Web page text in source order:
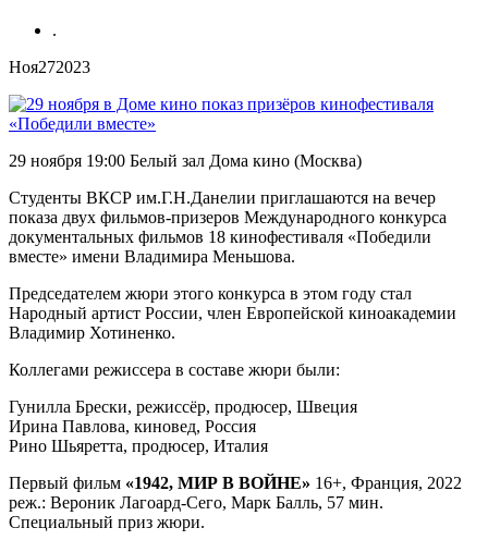
.
Ноя272023
29 ноября 19:00 Белый зал Дома кино (Москва)
Студенты ВКСР им.Г.Н.Данелии приглашаются на вечер
показа двух фильмов-призеров Международного конкурса
документальных фильмов 18 кинофестиваля «Победили
вместе» имени Владимира Меньшова.
Председателем жюри этого конкурса в этом году стал
Народный артист России, член Европейской киноакадемии
Владимир Хотиненко.
Коллегами режиссера в составе жюри были:
Гунилла Брески, режиссёр, продюсер, Швеция
Ирина Павлова, киновед, Россия
Рино Шьяретта, продюсер, Италия
Первый фильм «1942, МИР В ВОЙНЕ» 16+, Франция, 2022
реж.: Вероник Лагоард-Сего, Марк Балль, 57 мин.
Специальный приз жюри.